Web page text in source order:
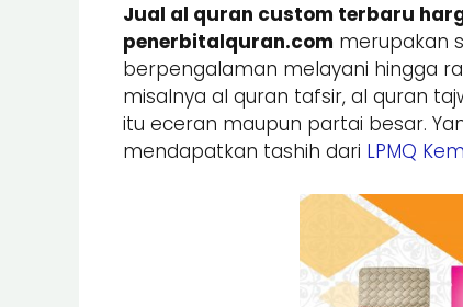
Jual al quran custom terbaru
penerbitalquran.com merupakan
berpengalaman melayani hingga
misalnya al quran tafsir, al quran
itu eceran maupun partai besar.
mendapatkan tashih dari LPMQ